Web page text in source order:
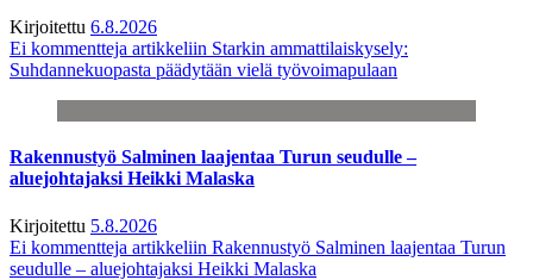
Kirjoitettu 6.8.2026
Ei kommentteja artikkeliin Starkin ammattilaiskysely:
Suhdannekuopasta päädytään vielä työvoimapulaan
Rakennustyö Salminen laajentaa Turun seudulle –
aluejohtajaksi Heikki Malaska
Kirjoitettu 5.8.2026
Ei kommentteja artikkeliin Rakennustyö Salminen laajentaa Turun
seudulle – aluejohtajaksi Heikki Malaska